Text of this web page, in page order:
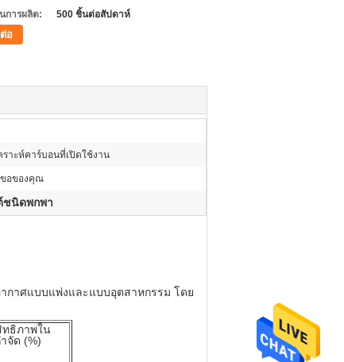
การผลิต:
500 ชิ้นต่อสัปดาห์
อ
ราะห์คาร์บอนที่เปิดใช้งาน
อของคุณ
ชนิดพกพา
กาศแบบแพ่งและแบบอุตสาหกรรม โดย
ทธิภาพใน
จัด (%)